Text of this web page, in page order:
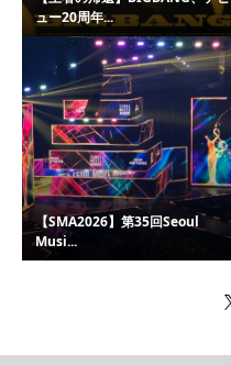
ュー20周年...
【SMA2026】第35回Seoul
Musi...